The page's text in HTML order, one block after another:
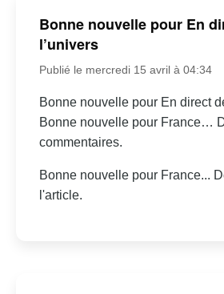
Bonne nouvelle pour En
l’univers
Publié le mercredi 15 avril à 04:34
Bonne nouvelle pour En direct
Bonne nouvelle pour France…
commentaires.
Bonne nouvelle pour France...
l'article.